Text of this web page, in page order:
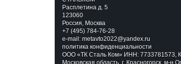
Расплетина д. 5
123060
Россия, Москва
+7 (495) 784-76-28
e-mail: metavto2022@yandex.ru
политика конфиденциальности
ООО «ТК Сталь Ком» ИНН: 7733781573,
Московская область, г. Красногорск, м-н